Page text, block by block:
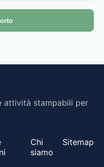
attività stampabili per
Chi
siamo
Sitemap